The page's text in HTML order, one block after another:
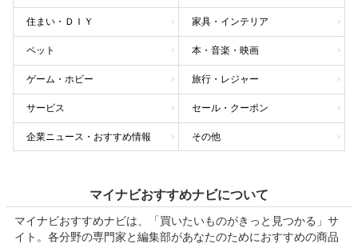
住まい・ＤＩＹ 家具・インテリア
ペット 本・音楽・映画
ゲーム・ホビー 旅行・レジャー
サービス セール・クーポン
企業ニュース・おすすめ情報 その他
マイナビおすすめナビについて
マイナビおすすめナビは、「買いたいものがきっと見つかる」サ
イト。各分野の専門家と編集部があなたのためにおすすめの商品